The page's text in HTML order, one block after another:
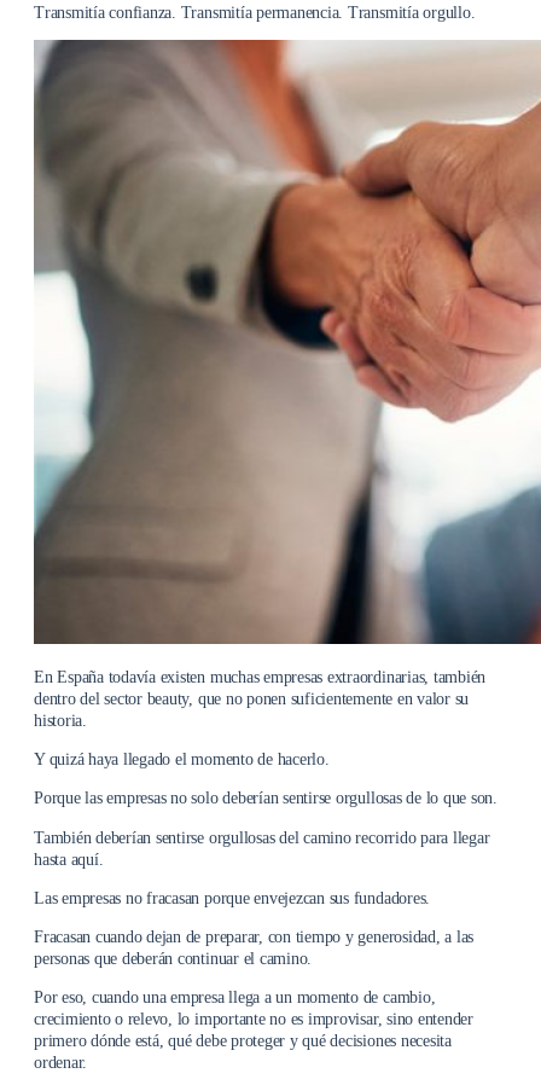
Transmitía confianza. Transmitía permanencia. Transmitía orgullo.
En España todavía existen muchas empresas extraordinarias, también
dentro del sector beauty, que no ponen suficientemente en valor su
historia.
Y quizá haya llegado el momento de hacerlo.
Porque las empresas no solo deberían sentirse orgullosas de lo que son.
También deberían sentirse orgullosas del camino recorrido para llegar
hasta aquí.
Las empresas no fracasan porque envejezcan sus fundadores.
Fracasan cuando dejan de preparar, con tiempo y generosidad, a las
personas que deberán continuar el camino.
Por eso, cuando una empresa llega a un momento de cambio,
crecimiento o relevo, lo importante no es improvisar, sino entender
primero dónde está, qué debe proteger y qué decisiones necesita
ordenar.